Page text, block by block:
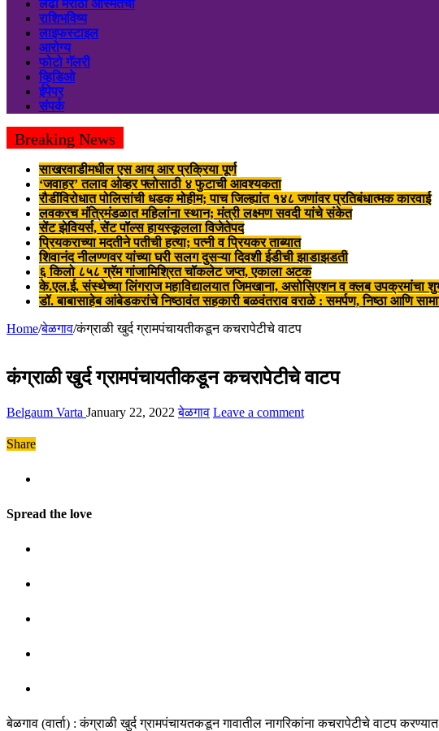
लढा मराठी अस्मितेचा
राशिभविष्य
लाइफस्टाइल
आरोग्य
फोटो गॅलरी
व्हिडिओ
ईपेपर
संपर्क
Breaking News
साखरवाडीमधील एस आय आर प्रक्रिया पूर्ण
‘जवाहर’ तलाव ओव्हर फ्लोसाठी ४ फुटाची आवश्यकता
रौडींविरोधात पोलिसांची धडक मोहीम; पाच जिल्ह्यांत १४८ जणांवर प्रतिबंधात्मक कारवाई
लवकरच मंत्रिमंडळात महिलांना स्थान; मंत्री लक्ष्मण सवदी यांचे संकेत
सेंट झेवियर्स, सेंट पॉल्स हायस्कूलला विजेतेपद
प्रियकराच्या मदतीने पतीची हत्या; पत्नी व प्रियकर ताब्यात
शिवानंद नीलण्णवर यांच्या घरी सलग दुसऱ्या दिवशी ईडीची झाडाझडती
६ किलो ८५८ ग्रॅम गांजामिश्रित चॉकलेट जप्त, एकाला अटक
के.एल.ई. संस्थेच्या लिंगराज महाविद्यालयात जिमखाना, असोसिएशन व क्लब उपक्रमांचा
डॉ. बाबासाहेब आंबेडकरांचे निष्ठावंत सहकारी बळवंतराव वराळे : समर्पण, निष्ठा आणि
Home/बेळगाव/कंग्राळी खुर्द ग्रामपंचायतीकडून कचरापेटीचे वाटप
कंग्राळी खुर्द ग्रामपंचायतीकडून कचरापेटीचे वाटप
Belgaum Varta January 22, 2022 बेळगाव Leave a comment
Share
Spread the love
बेळगाव (वार्ता) : कंग्राळी खुर्द ग्रामपंचायतकडून गावातील नागरिकांना कचरापेटीचे वाटप